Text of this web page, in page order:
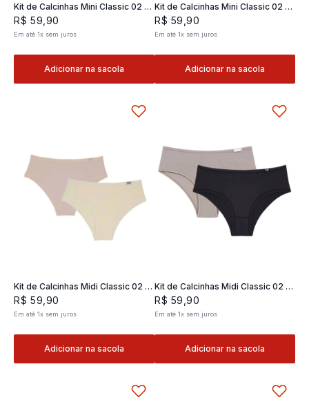
Kit de Calcinhas Mini Classic 02 -
2 und
R$ 59 90
Em até1x sem juros
Adicionar na sacola
Kit de Calcinhas Mini Classic 02 -
2 und
R$ 59 ,90
Em até 1x sem juros
Adicionar na sacola
Kit de Calcinhas Midi Classic 02 -
2 und
R$ 59 90
Em até1x sem juros
Adicionar na sacola
Kit de Calcinhas Midi Classic 02 -
2 und
R$ 59 ,90
Em até 1x sem juros
Adicionar na sacola